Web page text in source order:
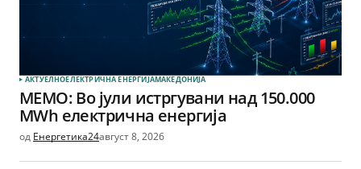
АКТУЕЛНОЕЛЕКТРИЧНА ЕНЕРГИЈАМАКЕДОНИЈА
МЕМО: Во јули истргувани над 150.000
MWh електрична енергија
од Енергетика24август 8, 2026